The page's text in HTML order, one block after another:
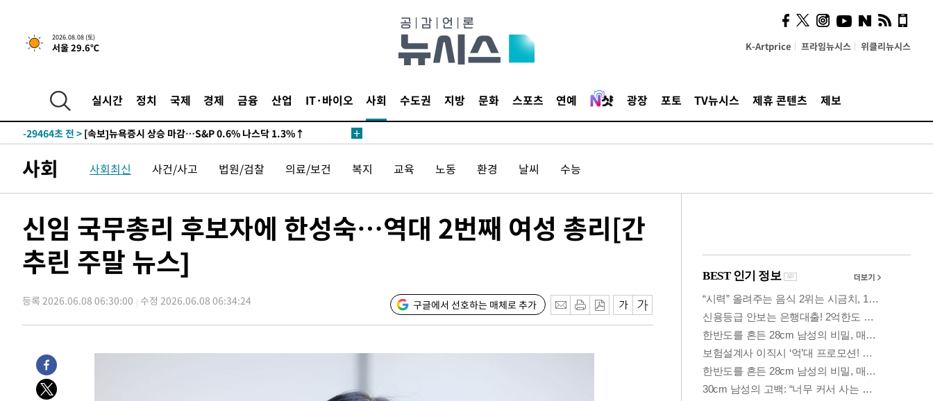
2026.08.08 (토)
서울 29.6℃ K-Artprice 프라임뉴시스 위클리뉴시스
실시간 정치 국제 경제 금융 산업 IT·바이오 사회 수도권 지방 문화 스포츠 연예 광장 포토 TV뉴시스 제휴 콘텐츠 제보
-29464초 전 > [속보]뉴욕증시 상승 마감…S&P 0.6% 나스닥 1.3%↑
사회 사회최신 사건/사고 법원/검찰 의료/보건 복지 교육 노동 환경 날씨 수능
신임 국무총리 후보자에 한성숙…역대 2번째 여성 총리[간
추린 주말 뉴스]
등록 2026.06.08 06:30:00 수정 2026.06.08 06:34:24 구글에서 선호하는 매체로 추가
시, 스마트폰 액세서리에
NFC 더했다